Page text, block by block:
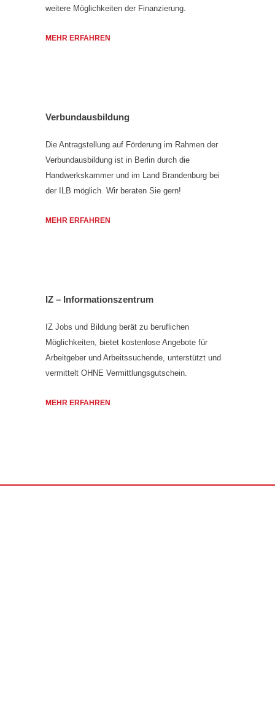
weitere Möglichkeiten der Finanzierung.
MEHR ERFAHREN
Verbundausbildung
Die Antragstellung auf Förderung im Rahmen der
Verbundausbildung ist in Berlin durch die
Handwerkskammer und im Land Brandenburg bei
der ILB möglich. Wir beraten Sie gern!
MEHR ERFAHREN
IZ – Informationszentrum
IZ Jobs und Bildung berät zu beruflichen
Möglichkeiten, bietet kostenlose Angebote für
Arbeitgeber und Arbeitssuchende, unterstützt und
vermittelt OHNE Vermittlungsgutschein.
MEHR ERFAHREN